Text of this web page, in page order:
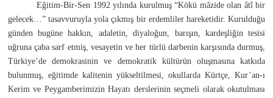
Eğitim-Bir-Sen 1992 yılında kurulmuş “Kökü mâzide olan âtî bir
gelecek…” tasavvuruyla yola çıkmış bir erdemliler hareketidir. Kurulduğu
günden bugüne hakkın, adaletin, diyaloğun, barışın, kardeşliğin tesisi
uğruna çaba sarf etmiş, vesayetin ve her türlü darbenin karşısında durmuş,
Türkiye’de demokrasinin ve demokratik kültürün oluşmasına katkıda
bulunmuş, eğitimde kalitenin yükseltilmesi, okullarda Kürtçe, Kur’an-ı
Kerim ve Peygamberimizin Hayatı derslerinin seçmeli olarak okutulması